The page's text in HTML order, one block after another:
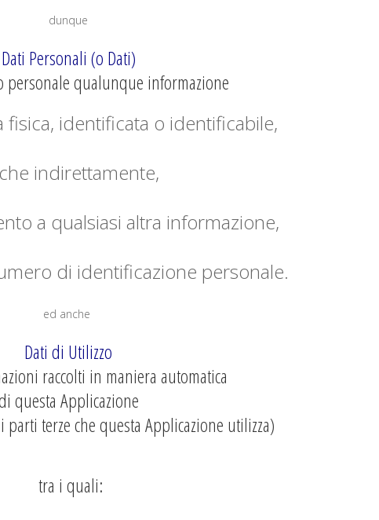
dunque
Dati Personali (o Dati)
personale qualunque informazione
fisica, identificata o identificabile,
indirettamente,
a qualsiasi altra informazione,
di identificazione personale.
ed anche
Dati di Utilizzo
raccolti in maniera automatica
questa Applicazione
terze che questa Applicazione utilizza)
tra i quali: